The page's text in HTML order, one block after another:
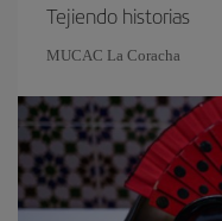
Tejiendo historias
MUCAC La Coracha